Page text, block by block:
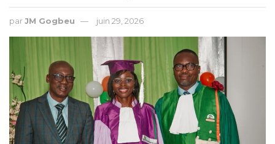
parJM Gogbeu juin 29, 2026